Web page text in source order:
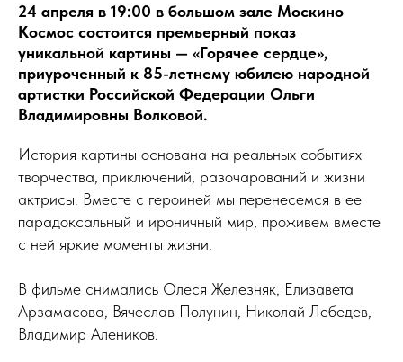
24 апреля в 19:00 в большом зале Москино
Космос состоится премьерный показ
уникальной картины — «Горячее сердце»,
приуроченный к 85-летнему юбилею народной
артистки Российской Федерации Ольги
Владимировны Волковой.
История картины основана на реальных событиях
творчества, приключений, разочарований и жизни
актрисы. Вместе с героиней мы перенесемся в ее
парадоксальный и ироничный мир, проживем вместе
с ней яркие моменты жизни.
В фильме снимались Олеся Железняк, Елизавета
Арзамасова, Вячеслав Полунин, Николай Лебедев,
Владимир Алеников.